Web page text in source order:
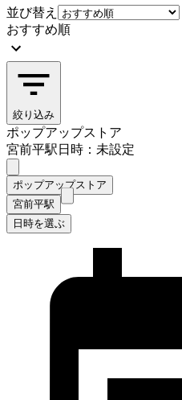
並び替え
おすすめ順
絞り込み
ポップアップストア
宮前平駅日時：未設定
ポップアップストア
宮前平駅
日時を選ぶ